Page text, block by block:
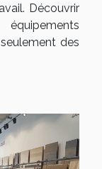
Découvrir
des